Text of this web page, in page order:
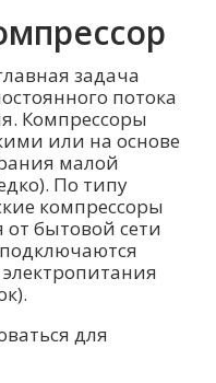
задача
потока
Компрессоры
или на основе
малой
По типу
компрессоры
от бытовой сети
для